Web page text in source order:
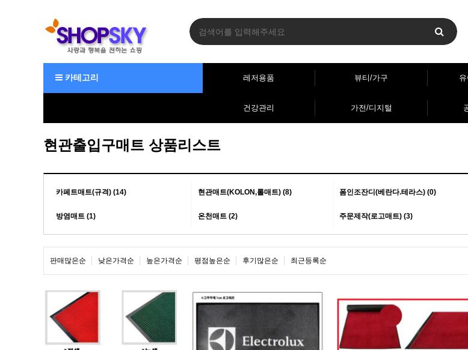
카테고리 레저용품 뷰티/가구
건강관리 가전/디지털
현관출입구매트 상품리스트
카페트매트(규격) (14) 현관매트(KOLON,롤매트) (8) 폼인조잔디(베란다.테라스) (0)
방염매트 (1) 온천매트 (2) 주문제작(로고매트) (3)
판매많은순 낮은가격순 높은가격순 평점높은순 후기많은순 최근등록순